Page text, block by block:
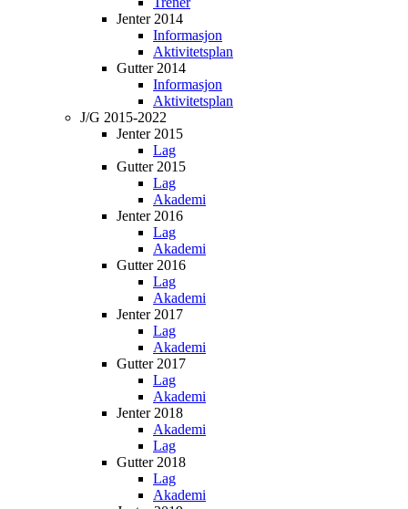
Jenter 2014
Informasjon
Aktivitetsplan
Gutter 2014
Informasjon
Aktivitetsplan
J/G 2015-2022
Jenter 2015
Lag
Gutter 2015
Lag
Akademi
Jenter 2016
Lag
Akademi
Gutter 2016
Lag
Akademi
Jenter 2017
Lag
Akademi
Gutter 2017
Lag
Akademi
Jenter 2018
Akademi
Lag
Gutter 2018
Lag
Akademi